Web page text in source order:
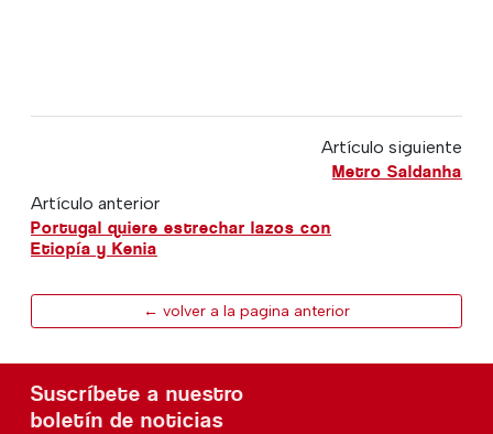
Artículo siguiente
Metro Saldanha
Artículo anterior
Portugal quiere estrechar lazos con
Etiopía y Kenia
← volver a la pagina anterior
Suscríbete a nuestro
boletín de noticias